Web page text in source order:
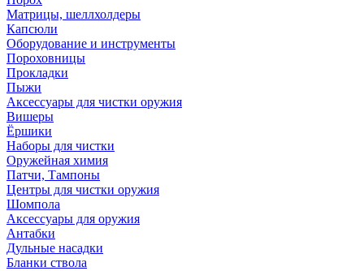
Матрицы, шеллхолдеры
Капсюли
Оборудование и инструменты
Пороховницы
Прокладки
Пыжи
Аксессуары для чистки оружия
Вишеры
Ёршики
Наборы для чистки
Оружейная химия
Патчи, Тампоны
Центры для чистки оружия
Шомпола
Аксессуары для оружия
Антабки
Дульные насадки
Бланки ствола